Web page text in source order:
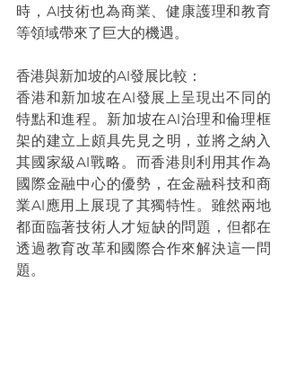
時，AI技術也為商業、健康護理和教育
等領域帶來了巨大的機遇。
香港與新加坡的AI發展比較：
香港和新加坡在AI發展上呈現出不同的
特點和進程。新加坡在AI治理和倫理框
架的建立上頗具先見之明，並將之納入
其國家級AI戰略。而香港則利用其作為
國際金融中心的優勢，在金融科技和商
業AI應用上展現了其獨特性。雖然兩地
都面臨著技術人才短缺的問題，但都在
透過教育改革和國際合作來解決這一問
題。